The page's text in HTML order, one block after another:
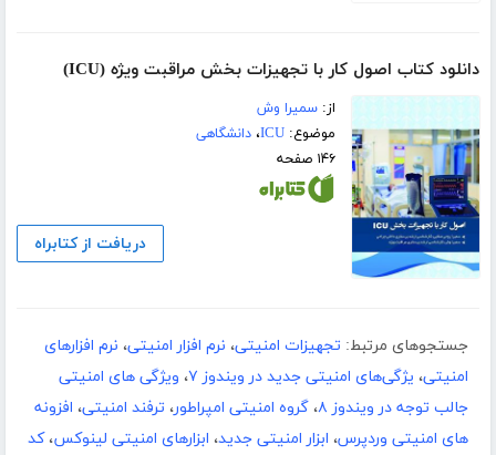
دانلود کتاب اصول کار با تجهیزات بخش مراقبت ویژه (ICU)
از:سمیرا وش
موضوع:ICU،دانشگاهی
۱۴۶ صفحه
دریافت از کتابراه
جستجوهای مرتبط: تجهیزات امنیتی، نرم افزار امنیتی، نرم افزارهای
امنیتی، یژگی‌های امنیتی جدید در ویندوز ۷ ، ویژگی های امنیتی
جالب توجه در ویندوز ۸
، گروه امنیتی امپراطور، ترفند امنیتی، افزونه
های امنیتی وردپرس، ابزار امنیتی جدید، ابزارهای امنیتی لینوکس،کد